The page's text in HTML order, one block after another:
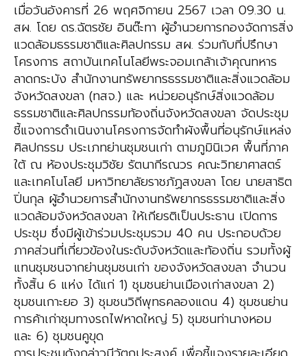
เมื่อวันอังคารที่ 26 พฤศจิกายน 2567 เวลา 09.30 น.
สผ. โดย ดร.ฉัตรชัย อินต๊ะทา ผู้อำนวยการกองจัดการสิ่ง
แวดล้อมธรรมชาติและศิลปกรรม สผ. ร่วมกับที่ปรึกษา
โครงการ สถาบันเทคโนโลยีพระจอมเกล้าเจ้าคุณทหาร
ลาดกระบัง สำนักงานทรัพยากรธรรมชาติและสิ่งแวดล้อม
จังหวัดสงขลา (ทสจ.) และ หน่วยอนุรักษ์สิ่งแวดล้อม
ธรรมชาติและศิลปกรรมท้องถิ่นจังหวัดสงขลา จัดประชุม
ชี้แจงการดำเนินงานโครงการจัดทำผังพื้นที่อนุรักษ์แหล่ง
ศิลปกรรม ประเภทย่านชุมชนเก่า ตามภูมินิเวศ พื้นที่ภาค
ใต้ ณ ห้องประชุมวิชัย รัตนากีรณวร คณะวิทยาศาสตร์
และเทคโนโลยี มหาวิทยาลัยราชภัฏสงขลา โดย นายสาธิต
ปิ่นกุล ผู้อำนวยการสำนักงานทรัพยากรธรรมชาติและสิ่ง
แวดล้อมจังหวัดสงขลา ให้เกียรติเป็นประธาน เปิดการ
ประชุม ซึ่งมีผู้เข้าร่วมประชุมรวม 40 คน ประกอบด้วย
ภาคส่วนที่เกี่ยวข้องในระดับจังหวัดและท้องถิ่น รวมทั้งผู้
แทนชุมชนจากย่านชุมชนเก่า ของจังหวัดสงขลา จำนวน
ทั้งสิ้น 6 แห่ง ได้แก่ 1) ชุมชนย่านเมืองเก่าสงขลา 2)
ชุมชนเกาะยอ 3) ชุมชนวิถีพุทธคลองแดน 4) ชุมชนย่าน
การค้าเก่าชุมทางรถไฟหาดใหญ่ 5) ชุมชนท่านางหอม
และ 6) ชุมชนคูขุด